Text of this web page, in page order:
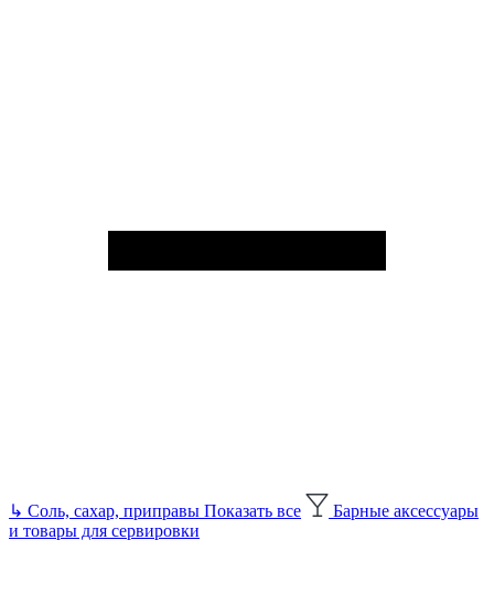
↳ Соль, сахар, приправы Показать все
Барные аксессуары
и товары для сервировки